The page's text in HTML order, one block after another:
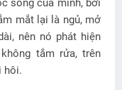
sống của mình, bởi
mắt lại là ngủ, mở
nên nó phát hiện
tắm rửa, trên
hôi.